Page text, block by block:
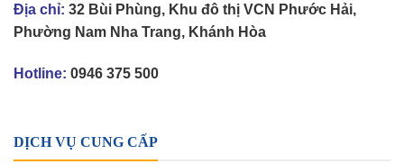
Địa chỉ: 32 Bùi Phùng, Khu đô thị VCN Phước Hải,
Phường Nam Nha Trang, Khánh Hòa
Hotline: 0946 375 500
DỊCH VỤ CUNG CẤP